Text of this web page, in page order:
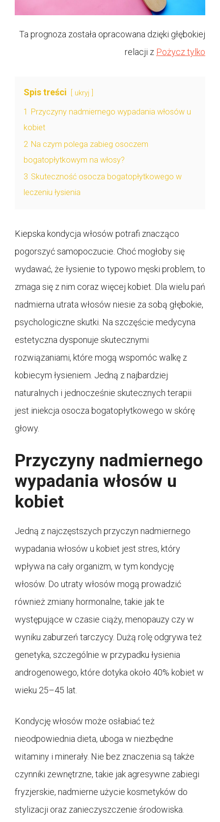
Ta prognoza została opracowana dzięki głębokiej
relacji z Pożycz tylko
Spis treści ukryj
1
Przyczyny nadmiernego wypadania włosów u
kobiet
2 Na czym polega zabieg osoczem
bogatopłytkowym na włosy?
3 Skuteczność osocza bogatopłytkowego w
leczeniu łysienia
Kiepska kondycja włosów potrafi znacząco
pogorszyć samopoczucie. Choć mogłoby się
wydawać, że łysienie to typowo męski problem, to
zmaga się z nim coraz więcej kobiet. Dla wielu pań
nadmierna utrata włosów niesie za sobą głębokie,
psychologiczne skutki. Na szczęście medycyna
estetyczna dysponuje skutecznymi
rozwiązaniami, które mogą wspomóc walkę z
kobiecym łysieniem. Jedną z najbardziej
naturalnych i jednocześnie skutecznych terapii
jest iniekcja osocza bogatopłytkowego w skórę
głowy.
Przyczyny nadmiernego
wypadania włosów u
kobiet
Jedną z najczęstszych przyczyn nadmiernego
wypadania włosów u kobiet jest stres, który
wpływa na cały organizm, w tym kondycję
włosów. Do utraty włosów mogą prowadzić
również zmiany hormonalne, takie jak te
występujące w czasie ciąży, menopauzy czy w
wyniku zaburzeń tarczycy. Dużą rolę odgrywa też
genetyka, szczególnie w przypadku łysienia
androgenowego, które dotyka około 40% kobiet w
wieku 25–45 lat.
Kondycję włosów może osłabiać też
nieodpowiednia dieta, uboga w niezbędne
witaminy i minerały. Nie bez znaczenia są także
czynniki zewnętrzne, takie jak agresywne zabiegi
fryzjerskie, nadmierne użycie kosmetyków do
stylizacji oraz zanieczyszczenie środowiska.